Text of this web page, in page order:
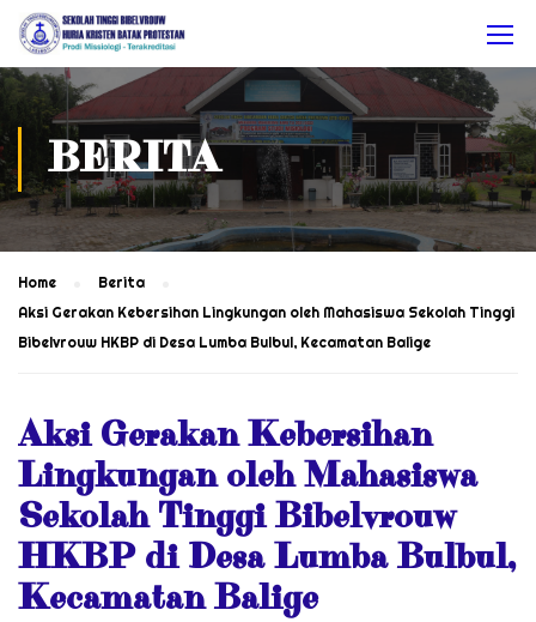
BERITA
Home
Berita
Aksi Gerakan Kebersihan Lingkungan oleh Mahasiswa Sekolah Tinggi
Bibelvrouw HKBP di Desa Lumba Bulbul, Kecamatan Balige
Aksi Gerakan Kebersihan
Lingkungan oleh Mahasiswa
Sekolah Tinggi Bibelvrouw
HKBP di Desa Lumba Bulbul,
Kecamatan Balige